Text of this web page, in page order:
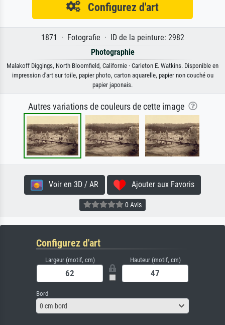
Configurez d'art
1871 · Fotografie · ID de la peinture: 2982
Photographie
Malakoff Diggings, North Bloomfield, Californie · Carleton E. Watkins. Disponible en
impression d'art sur toile, papier photo, carton aquarelle, papier non couché ou
papier japonais.
Autres variations de couleurs de cette image
Voir en 3D / AR Ajouter aux Favoris
0 Avis
Configurez d'art
Largeur (motif, cm) Hauteur (motif, cm)
Bord
0 cm bord